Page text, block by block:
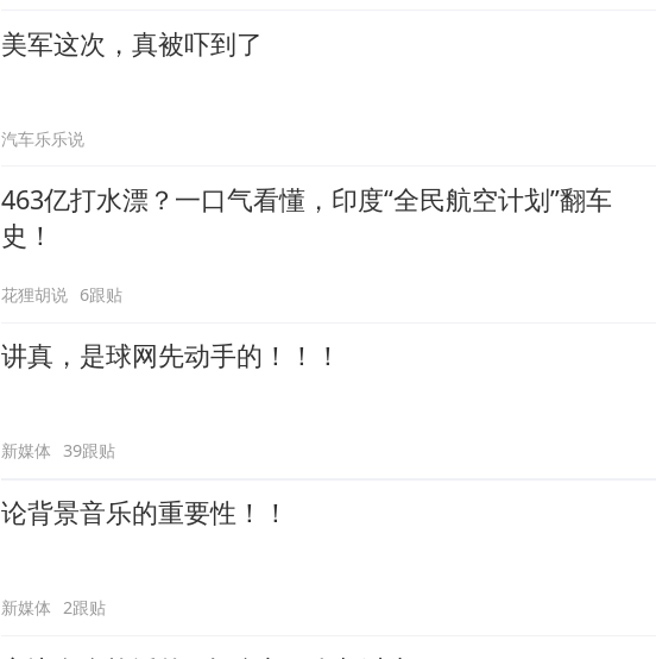
美军这次，真被吓到了
汽车乐乐说
463亿打水漂？一口气看懂，印度“全民航空计划”翻车
史！
花狸胡说 6跟贴
讲真，是球网先动手的！！！
新媒体 39跟贴
论背景音乐的重要性！！
新媒体 2跟贴